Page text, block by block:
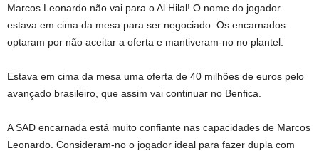
Marcos Leonardo não vai para o Al Hilal! O nome do jogador
estava em cima da mesa para ser negociado. Os encarnados
optaram por não aceitar a oferta e mantiveram-no no plantel.
Estava em cima da mesa uma oferta de 40 milhões de euros pelo
avançado brasileiro, que assim vai continuar no Benfica.
A SAD encarnada está muito confiante nas capacidades de Marcos
Leonardo. Consideram-no o jogador ideal para fazer dupla com